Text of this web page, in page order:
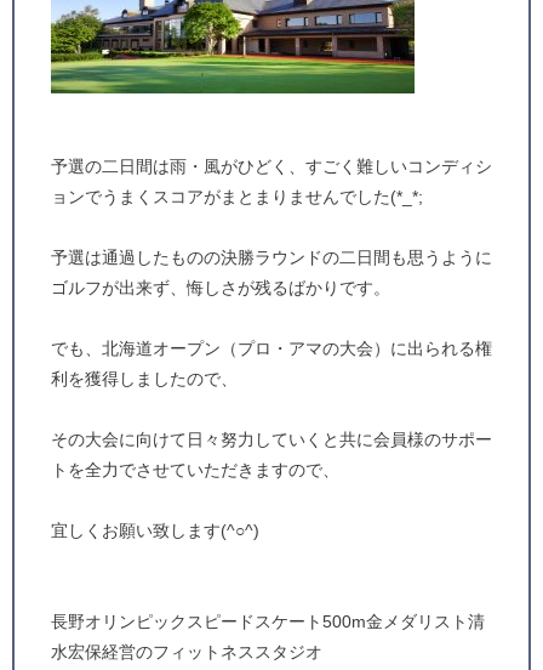
予選の二日間は雨・風がひどく、すごく難しいコンディシ
ョンでうまくスコアがまとまりませんでした(*_*;
予選は通過したものの決勝ラウンドの二日間も思うように
ゴルフが出来ず、悔しさが残るばかりです。
でも、北海道オープン（プロ・アマの大会）に出られる権
利を獲得しましたので、
その大会に向けて日々努力していくと共に会員様のサポー
トを全力でさせていただきますので、
宜しくお願い致します(^○^)
長野オリンピックスピードスケート500m金メダリスト清
水宏保経営のフィットネススタジオ